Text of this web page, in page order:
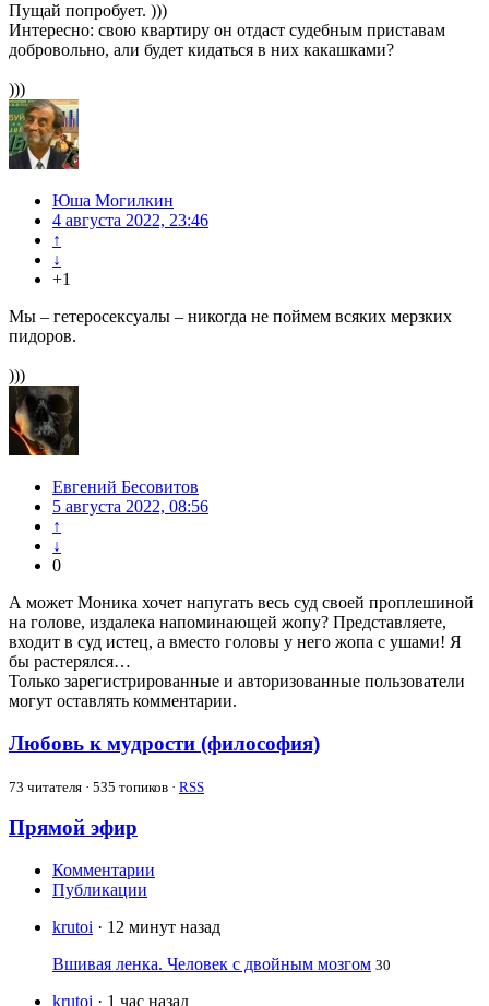
Пущай попробует. )))
Интересно: свою квартиру он отдаст судебным приставам
добровольно, али будет кидаться в них какашками?
)))
Юша Могилкин
4 августа 2022, 23:46
↑
↓
+1
Мы – гетеросексуалы – никогда не поймем всяких мерзких
пидоров.
)))
Евгений Бесовитов
5 августа 2022, 08:56
↑
↓
0
А может Моника хочет напугать весь суд своей проплешиной
на голове, издалека напоминающей жопу? Представляете,
входит в суд истец, а вместо головы у него жопа с ушами! Я
бы растерялся…
Только зарегистрированные и авторизованные пользователи
могут оставлять комментарии.
Любовь к мудрости (философия)
73 читателя · 535 топиков · RSS
Прямой эфир
Комментарии
Публикации
krutoi · 12 минут назад
Вшивая ленка. Человек с двойным мозгом 30
krutoi · 1 час назад